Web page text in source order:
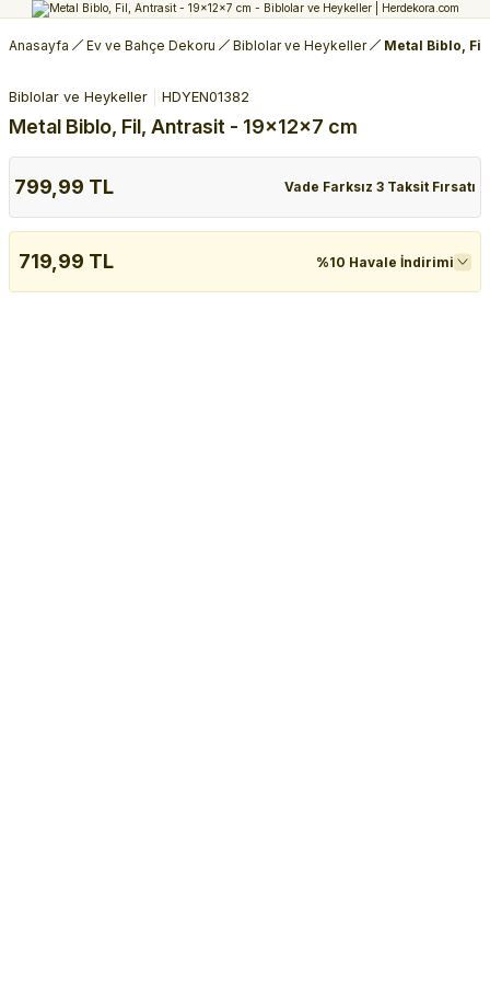
Anasayfa Ev ve Bahçe Dekoru Biblolar ve Heykeller Metal Biblo,
Biblolar ve Heykeller HDYEN01382
Metal Biblo, Fil, Antrasit - 19x12x7 cm
799,99 TL Vade Farksız 3 Taksit Fırsatı
719,99 TL %10 Havale İndirimi